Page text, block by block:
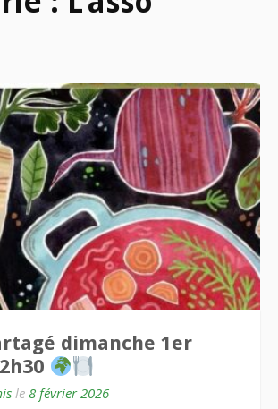
dimanche 1er
le 8 février 2026